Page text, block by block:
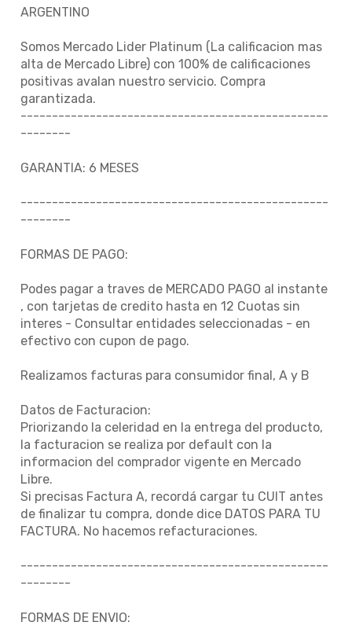
ARGENTINO
Somos Mercado Lider Platinum (La calificacion mas
alta de Mercado Libre) con 100% de calificaciones
positivas avalan nuestro servicio. Compra
garantizada.
-------------------------------------------------
--------
GARANTIA: 6 MESES
-------------------------------------------------
--------
FORMAS DE PAGO:
Podes pagar a traves de MERCADO PAGO al instante
, con tarjetas de credito hasta en 12 Cuotas sin
interes - Consultar entidades seleccionadas - en
efectivo con cupon de pago.
Realizamos facturas para consumidor final, A y B
Datos de Facturacion:
Priorizando la celeridad en la entrega del producto,
la facturacion se realiza por default con la
informacion del comprador vigente en Mercado
Libre.
Si precisas Factura A, recordá cargar tu CUIT antes
de finalizar tu compra, donde dice DATOS PARA TU
FACTURA. No hacemos refacturaciones.
-------------------------------------------------
--------
FORMAS DE ENVIO: